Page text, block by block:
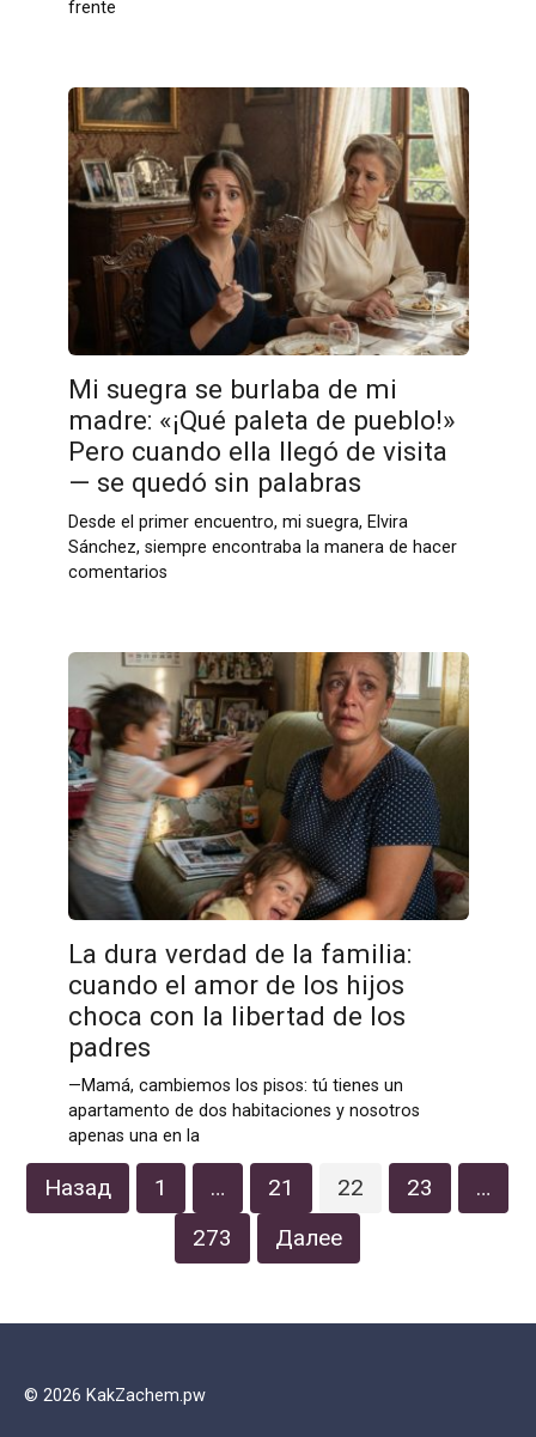
frente
Mi suegra se burlaba de mi
madre: «¡Qué paleta de pueblo!»
Pero cuando ella llegó de visita
— se quedó sin palabras
Desde el primer encuentro, mi suegra, Elvira
Sánchez, siempre encontraba la manera de hacer
comentarios
La dura verdad de la familia:
cuando el amor de los hijos
choca con la libertad de los
padres
—Mamá, cambiemos los pisos: tú tienes un
apartamento de dos habitaciones y nosotros
apenas una en la
Пагинация
записей
Назад 1 … 21 22 23
…
273
Далее
© 2026 KakZachem.pw